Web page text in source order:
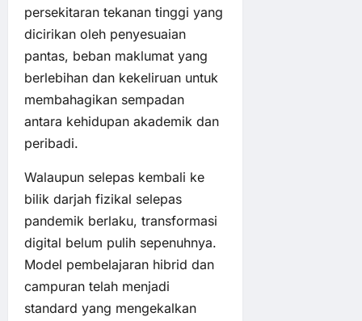
persekitaran tekanan tinggi yang
dicirikan oleh penyesuaian
pantas, beban maklumat yang
berlebihan dan kekeliruan untuk
membahagikan sempadan
antara kehidupan akademik dan
peribadi.
Walaupun selepas kembali ke
bilik darjah fizikal selepas
pandemik berlaku, transformasi
digital belum pulih sepenuhnya.
Model pembelajaran hibrid dan
campuran telah menjadi
standard yang mengekalkan